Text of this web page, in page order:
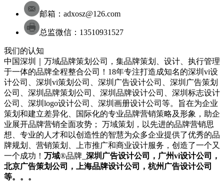
邮箱：adxosz@126.com
总监微信：13510931527
我们的认知
中国深圳｜万域品牌策划公司，集品牌策划、设计、执行管理
于一体的品牌全程整合公司！18年专注打造成知名的深圳 vi设
计公司 深圳 vi策划 公司 深圳 广告设计公司 深圳 广告策划
公司
深圳 品牌策划 公司 深圳 品牌设计公司 深圳 标志设计
公司
深圳 logo设计公司 深圳 画册设计公司 等。旨在为企业
策划和建立差异化、国际化的专业品牌营销策略及形象，助企
业展开品牌营销全面攻势； 万域策划，以先进的品牌营销思
想、专业的人才和以创造性的智慧为众多企业提供了优秀的品
牌规划、营销策划、上市推广和商业设计服务， 创造了一个又
一个成功！ 万域®品牌_ 深圳 广告设计公司 ，广州vi设计公司
，
北京广告策划公司 ，上海品牌设计公司 ，杭州 广告设计公司
等。。。